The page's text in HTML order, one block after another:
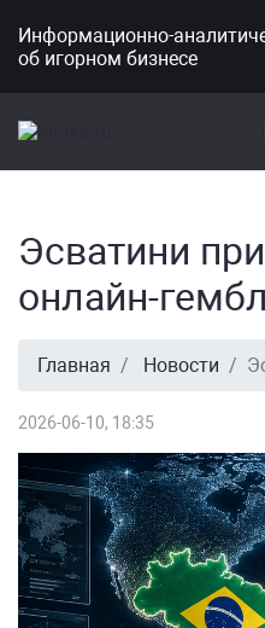
Информационно-
об игорном бизнесе
Эсватини
онлайн-
Главная Новости
2026-06-10, 18:35